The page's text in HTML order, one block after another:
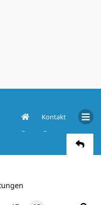
Kontakt
abgesagt wurden